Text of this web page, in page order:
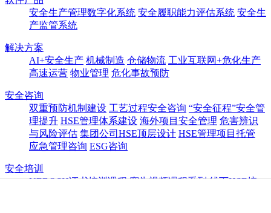
安全生产管理数字化系统 安全履职能力评估系统 安全生
产监管系统
解决方案
AI+安全生产 机械制造 仓储物流 工业互联网+危化生产
高速运营 物业管理 危化事故预防
安全咨询
双重预防机制建设 工艺过程安全咨询 “安全征程”安全管
理提升 HSE管理体系建设 海外项目安全管理 危害辨识
与风险评估 集团公司HSE顶层设计 HSE管理项目托管
应急管理咨询 ESG咨询
安全培训
NEBOSH证书培训课程 赛为视频课程系列 线下HSE培